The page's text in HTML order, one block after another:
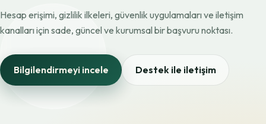
Hesap erişimi, gizlilik ilkeleri, güvenlik uygulamaları ve iletişim
kanalları için sade, güncel ve kurumsal bir başvuru noktası.
Bilgilendirmeyi incele Destek ile iletişim